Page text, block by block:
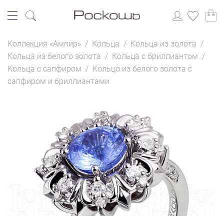
Коллекция «Ампир» / Кольца / Кольца из золота /
Кольца из белого золота / Кольца с бриллиантом /
Кольца с сапфиром / Кольцо из белого золота с
сапфиром и бриллиантами